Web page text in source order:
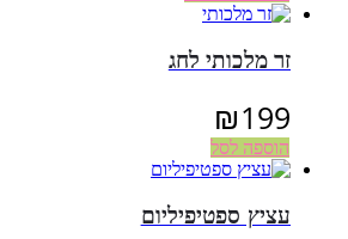
זר מלכותי לחג
₪199
הוספה לסל
עציץ ספטיפיליום